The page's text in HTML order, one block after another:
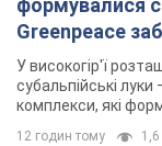
формувалися
Greenpeace
У високогір'ї
субальпійські луки
комплекси, які
12 годин тому 1,6